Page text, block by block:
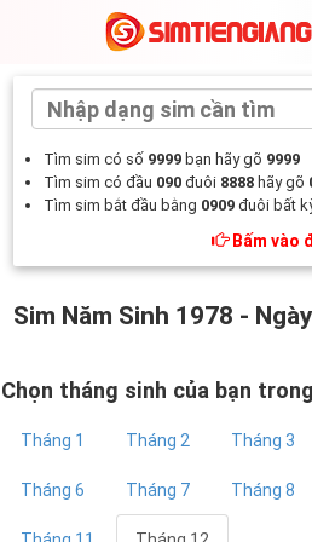
Tìm sim có số 9999 bạn hãy gõ 9999
Tìm sim có đầu 090 đuôi 8888 hãy gõ
Tìm sim bắt đầu bằng 0909 đuôi bất
Bấm vào
Sim Năm Sinh 1978 -
Chọn tháng sinh của bạn
Tháng 1 Tháng 2 Tháng 3
Tháng 6 Tháng 7 Tháng 8